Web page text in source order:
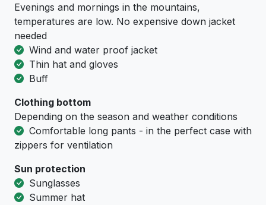
Evenings and mornings in the mountains,
temperatures are low. No expensive down jacket
needed
Wind and water proof jacket
Thin hat and gloves
Buff
Clothing bottom
Depending on the season and weather conditions
Comfortable long pants - in the perfect case with
zippers for ventilation
Sun protection
Sunglasses
Summer hat